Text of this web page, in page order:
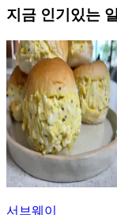
지금 인기있는
서브웨이